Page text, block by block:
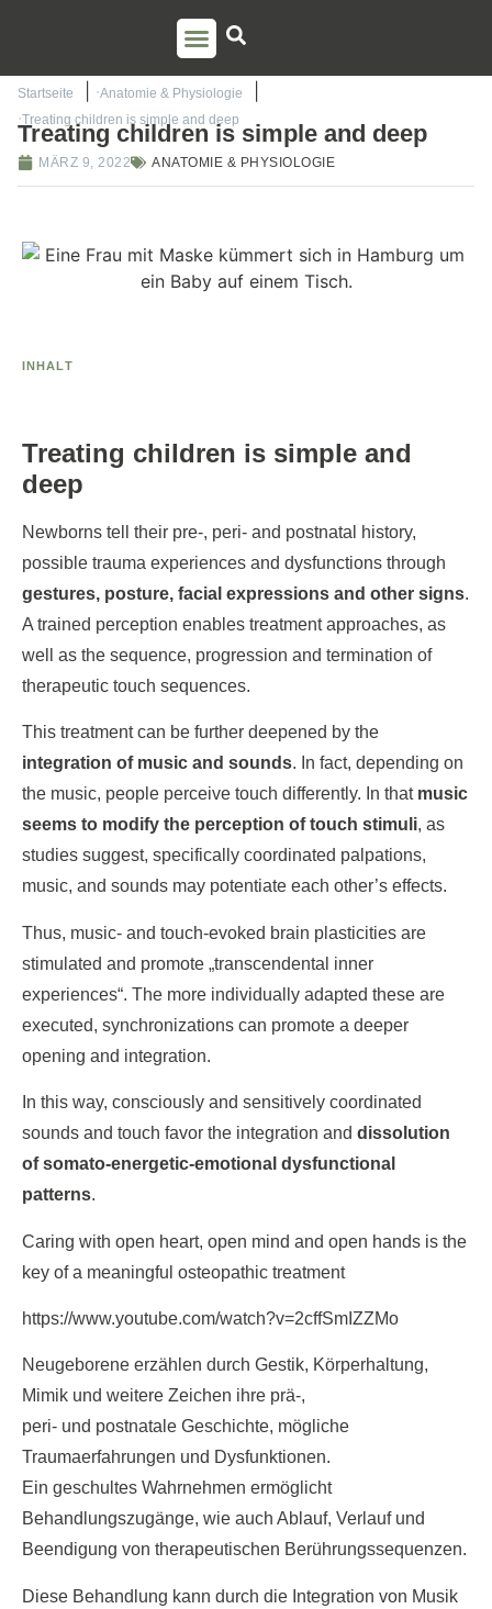
Startseite
Anatomie & Physiologie
Treating children is simple and deep
Treating children is simple and deep
MÄRZ 9, 2022 ANATOMIE & PHYSIOLOGIE
INHALT
Treating children is simple and
deep
Newborns tell their pre-, peri- and postnatal history,
possible trauma experiences and dysfunctions through
gestures, posture, facial expressions and other signs.
A trained perception enables treatment approaches, as
well as the sequence, progression and termination of
therapeutic touch sequences.
This treatment can be further deepened by the
integration of music and sounds. In fact, depending on
the music, people perceive touch differently. In that music
seems to modify the perception of touch stimuli, as
studies suggest, specifically coordinated palpations,
music, and sounds may potentiate each other’s effects.
Thus, music- and touch-evoked brain plasticities are
stimulated and promote „transcendental inner
experiences“. The more individually adapted these are
executed, synchronizations can promote a deeper
opening and integration.
In this way, consciously and sensitively coordinated
sounds and touch favor the integration and dissolution
of somato-energetic-emotional dysfunctional
patterns.
Caring with open heart, open mind and open hands is the
key of a meaningful osteopathic treatment
https://www.youtube.com/watch?v=2cffSmIZZMo
Neugeborene erzählen durch Gestik, Körperhaltung,
Mimik und weitere Zeichen ihre prä-,
peri- und postnatale Geschichte, mögliche
Traumaerfahrungen und Dysfunktionen.
Ein geschultes Wahrnehmen ermöglicht
Behandlungszugänge, wie auch Ablauf, Verlauf und
Beendigung von therapeutischen Berührungssequenzen.
Diese Behandlung kann durch die Integration von Musik